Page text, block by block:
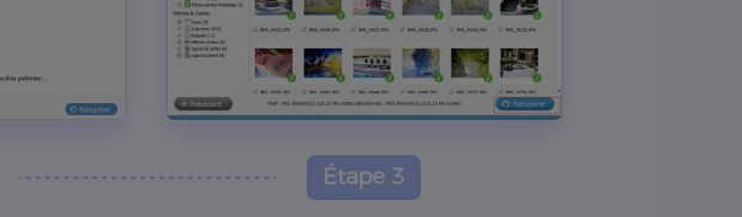
Étape 3